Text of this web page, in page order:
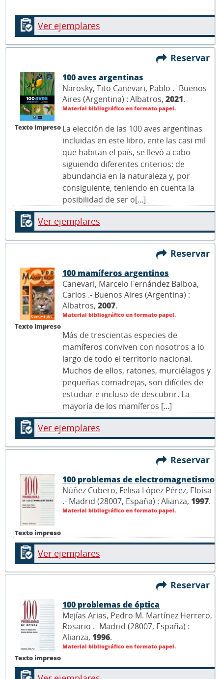
Ver ejemplares
Reservar
Texto impreso
100 aves argentinas
Narosky, Tito Canevari, Pablo .- Buenos
Aires (Argentina) : Albatros, 2021.
Material bibliográfico en formato papel.
La elección de las 100 aves argentinas
incluidas en este libro, ente las casi mil
que habitan el país, se llevó a cabo
siguiendo diferentes criterios: de
abundancia en la naturaleza y, por
consiguiente, teniendo en cuenta la
posibilidad de ser o[...]
Ver ejemplares
Reservar
Texto impreso
100 mamíferos argentinos
Canevari, Marcelo Fernández Balboa,
Carlos .- Buenos Aires (Argentina) :
Albatros, 2007.
Material bibliográfico en formato papel.
Más de trescientas especies de
mamíferos conviven con nosotros a lo
largo de todo el territorio nacional.
Muchos de ellos, ratones, murciélagos y
pequeñas comadrejas, son difíciles de
estudiar e incluso de descubrir. La
mayoría de los mamíferos [...]
Ver ejemplares
Reservar
Texto impreso
100 problemas de electromagnetismo
Núñez Cubero, Felisa López Pérez, Eloísa
.- Madrid (28007, España) : Alianza, 1997.
Material bibliográfico en formato papel.
Ver ejemplares
Reservar
Texto impreso
100 problemas de óptica
Mejías Arias, Pedro M. Martínez Herrero,
Rosario .- Madrid (28007, España) :
Alianza, 1996.
Material bibliográfico en formato papel.